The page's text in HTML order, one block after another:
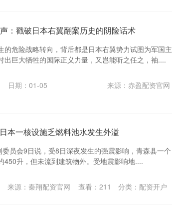
：戳破日本右翼翻案历史的阴险话术
的危险战略转向，背后都是日本右翼势力试图为军国主
出巨大牺牲的国际正义力量，又岂能听之任之，袖....
日期：01-05
来源：赤盈配资官网
本一核设施乏燃料池水发生外溢
员会9日说，受8日深夜发生的强震影响，青森县一个
450升，但未流到建筑物外。受地震影响地....
来源：秦翔配资官网 查看： 211 分类： 配资开户